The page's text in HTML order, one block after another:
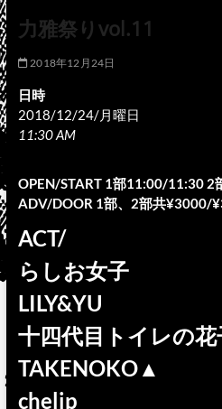
力雅祭りvol.11
2018年12月24日
日時
2018/12/24/月曜日
11:30 AM
OPEN/START 1部11:00/11:30
ADV/DOOR 1部、2部共¥3000/
ACT/
らしお女子
LILY&YU
十四代目トイレの
TAKENOKO▲
chelip